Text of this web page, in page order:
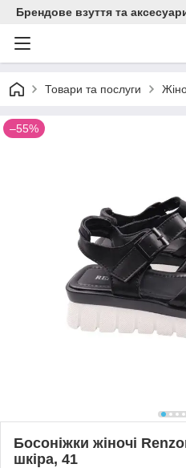
Брендове взуття та
Товари та послуги
–55%
Босоніжки жіночі
шкіра, 41